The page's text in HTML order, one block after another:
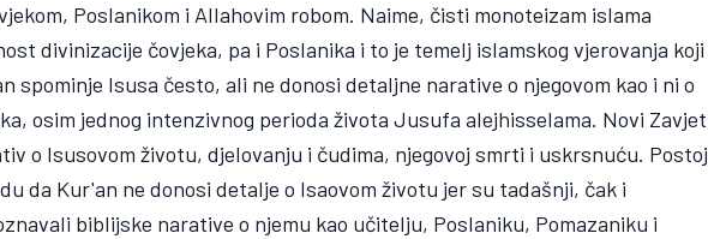
Poslanikom i Allahovim robom. Naime, čisti monoteizam islama
divinizacije čovjeka, pa i Poslanika i to je temelj islamskog vjerovanja koji
spominje Isusa često, ali ne donosi detaljne narative o njegovom kao i ni o
osim jednog intenzivnog perioda života Jusufa alejhisselama. Novi Zavjet
o Isusovom životu, djelovanju i čudima, njegovoj smrti i uskrsnuću.
da Kur'an ne donosi detalje o Isaovom životu jer su tadašnji, čak i
biblijske narative o njemu kao učitelju, Poslaniku, Pomazaniku i